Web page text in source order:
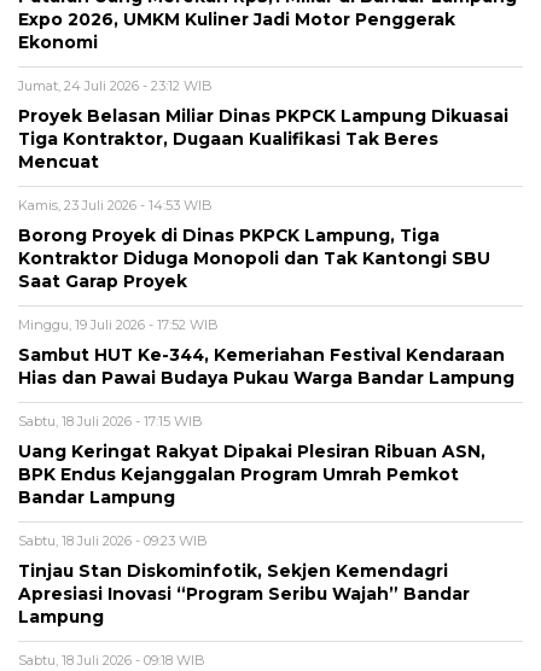
Expo 2026, UMKM Kuliner Jadi Motor Penggerak
Ekonomi
Jumat, 24 Juli 2026 - 23:12 WIB
Proyek Belasan Miliar Dinas PKPCK Lampung Dikuasai
Tiga Kontraktor, Dugaan Kualifikasi Tak Beres
Mencuat
Kamis, 23 Juli 2026 - 14:53 WIB
Borong Proyek di Dinas PKPCK Lampung, Tiga
Kontraktor Diduga Monopoli dan Tak Kantongi SBU
Saat Garap Proyek
Minggu, 19 Juli 2026 - 17:52 WIB
Sambut HUT Ke-344, Kemeriahan Festival Kendaraan
Hias dan Pawai Budaya Pukau Warga Bandar Lampung
Sabtu, 18 Juli 2026 - 17:15 WIB
Uang Keringat Rakyat Dipakai Plesiran Ribuan ASN,
BPK Endus Kejanggalan Program Umrah Pemkot
Bandar Lampung
Sabtu, 18 Juli 2026 - 09:23 WIB
Tinjau Stan Diskominfotik, Sekjen Kemendagri
Apresiasi Inovasi “Program Seribu Wajah” Bandar
Lampung
Sabtu, 18 Juli 2026 - 09:18 WIB